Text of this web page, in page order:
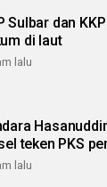
Sulbar dan
di laut
lalu
teken PKS
lalu